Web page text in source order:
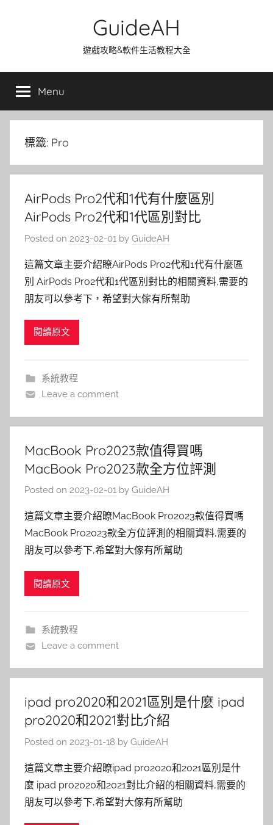
GuideAH
遊戲攻略&軟件生活教程大全
Menu
標籤: Pro
AirPods Pro2代和1代有什麼區別
AirPods Pro2代和1代區別對比
Posted on 2023-02-01 by GuideAH
這篇文章主要介紹瞭AirPods Pro2代和1代有什麼區
別 AirPods Pro2代和1代區別對比的相關資料,需要的
朋友可以參考下，希望對大傢有所幫助
閱讀原文
系統教程
Leave a comment
MacBook Pro2023款值得買嗎
MacBook Pro2023款全方位評測
Posted on 2023-02-01 by GuideAH
這篇文章主要介紹瞭MacBook Pro2023款值得買嗎
MacBook Pro2023款全方位評測的相關資料,需要的
朋友可以參考下,希望對大傢有所幫助
閱讀原文
系統教程
Leave a comment
ipad pro2020和2021區別是什麼 ipad
pro2020和2021對比介紹
Posted on 2023-01-18 by GuideAH
這篇文章主要介紹瞭ipad pro2020和2021區別是什
麼 ipad pro2020和2021對比介紹的相關資料,需要的
朋友可以參考下,希望對大傢有所幫助